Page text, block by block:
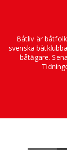
Båtliv är
svenska
båtägare.